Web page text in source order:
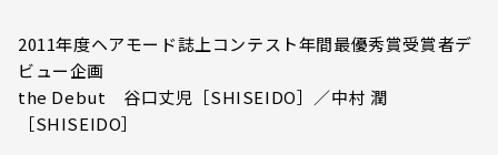
2011年度ヘアモード誌上コンテスト年間最優秀賞受賞者デ
ビュー企画
the Debut 谷口丈児［SHISEIDO］／中村 潤
［SHISEIDO］